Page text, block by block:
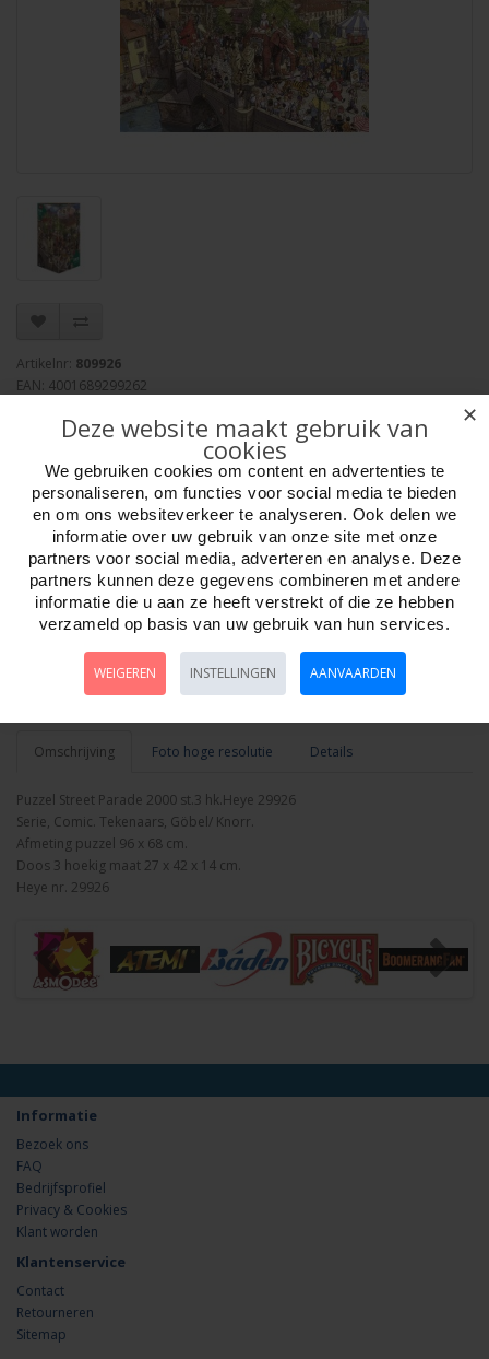
Artikelnr: 809926
EAN: 4001689299262
Minimum afname: 1
Aantal
Bestellen
Omschrijving Foto hoge resolutie Details
Puzzel Street Parade 2000 st.3 hk.Heye 29926
Serie, Comic. Tekenaars, Göbel/ Knorr.
Afmeting puzzel 96 x 68 cm.
Doos 3 hoekig maat 27 x 42 x 14 cm.
Heye nr. 29926
Informatie
Bezoek ons
FAQ
Bedrijfsprofiel
Privacy & Cookies
Klant worden
Klantenservice
Contact
Retourneren
Sitemap
✕
Deze website maakt gebruik van
cookies
We gebruiken cookies om content en advertenties te
personaliseren, om functies voor social media te bieden
en om ons websiteverkeer te analyseren. Ook delen we
informatie over uw gebruik van onze site met onze
partners voor social media, adverteren en analyse. Deze
partners kunnen deze gegevens combineren met andere
informatie die u aan ze heeft verstrekt of die ze hebben
verzameld op basis van uw gebruik van hun services.
WEIGEREN INSTELLINGEN AANVAARDEN